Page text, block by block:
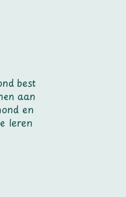
best
aan
en
leren